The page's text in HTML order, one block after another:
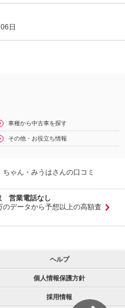
日
車種から中古車を探す
その他・お役立ち情報
ちゃん・みうはさんの口コミ
営業電話なし
のデータから予想以上の高額査
ヘルプ
個人情報保護方針
採用情報